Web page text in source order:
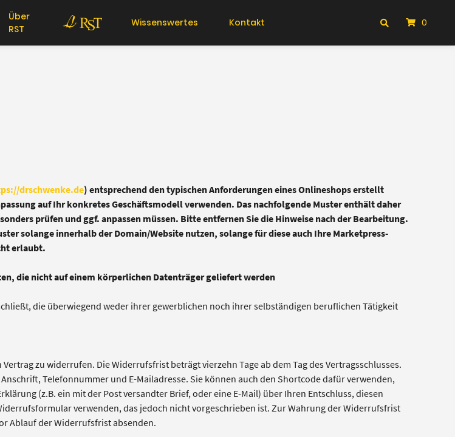
Über
RST
Wissenswertes Kontakt 0
drschwenke.de) entsprechend den typischen Anforderungen eines Onlineshops erstellt
auf Ihr konkretes Geschäftsmodell verwenden. Das nachfolgende Muster enthält daher
prüfen und ggf. anpassen müssen. Bitte entfernen Sie die Hinweise nach der Bearbeitung.
solange innerhalb der Domain/Website nutzen, solange für diese auch Ihre Marketpress-
erlaubt.
die nicht auf einem körperlichen Datenträger geliefert werden
die überwiegend weder ihrer gewerblichen noch ihrer selbständigen beruflichen Tätigkeit
zu widerrufen. Die Widerrufsfrist beträgt vierzehn Tage ab dem Tag des Vertragsschlusses.
Telefonnummer und E-Mailadresse. Sie können auch den Shortcode dafür verwenden,
(z.B. ein mit der Post versandter Brief, oder eine E-Mail) über Ihren Entschluss, diesen
verwenden, das jedoch nicht vorgeschrieben ist. Zur Wahrung der Widerrufsfrist
Ablauf der Widerrufsfrist absenden.